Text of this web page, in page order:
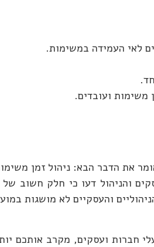
לאי העמידה במשימות.
משימות ועובדים.
את הדבר הבא: ניהול זמן
והניהול דעו כי חלק חשוב
והעסקיים לא מושגות
חברות ועסקים, מקרב אותכם